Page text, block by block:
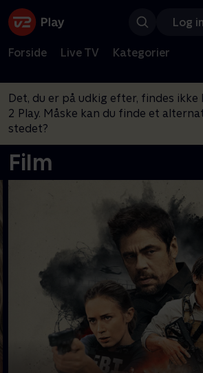
Log
Forside Live TV Kategorier
Det, du er på udkig efter, findes ikke
2 Play. Måske kan du finde et
stedet?
Film